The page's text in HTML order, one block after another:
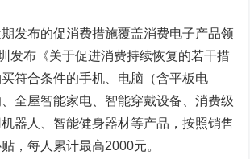
布的促消费措施覆盖消费电子产品领
发布《关于促进消费持续恢复的若干措
符合条件的手机、电脑（含平板电
全屋智能家电、智能穿戴设备、消费级
机器人
、智能健身器材等产品，按照销售
，每人累计最高2000元。